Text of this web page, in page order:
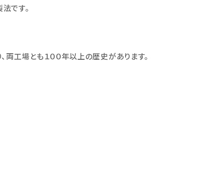
です。
工場とも１００年以上の歴史があります。